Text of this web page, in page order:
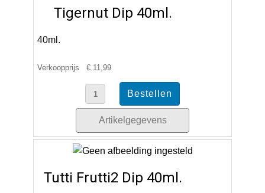
Tigernut Dip 40ml.
40ml.
Verkoopprijs € 11,99
Artikelgegevens
Tutti Frutti2 Dip 40ml.